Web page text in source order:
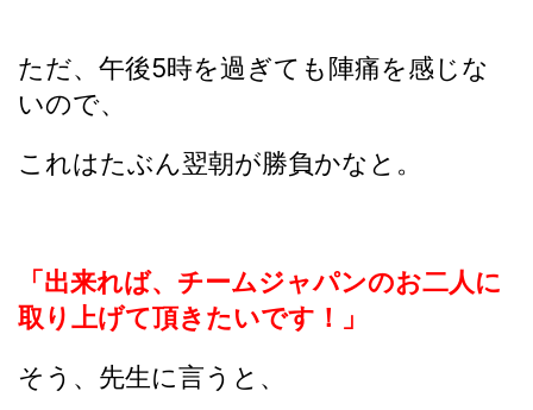
ただ、午後5時を過ぎても陣痛を感じな
いので、
これはたぶん翌朝が勝負かなと。
「出来れば、チームジャパンのお二人に
取り上げて頂きたいです！」
そう、先生に言うと、